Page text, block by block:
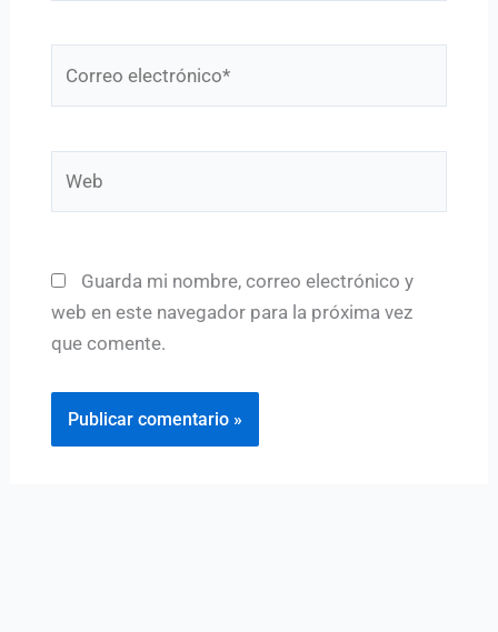
Guarda mi nombre, correo electrónico y
web en este navegador para la próxima vez
que comente.